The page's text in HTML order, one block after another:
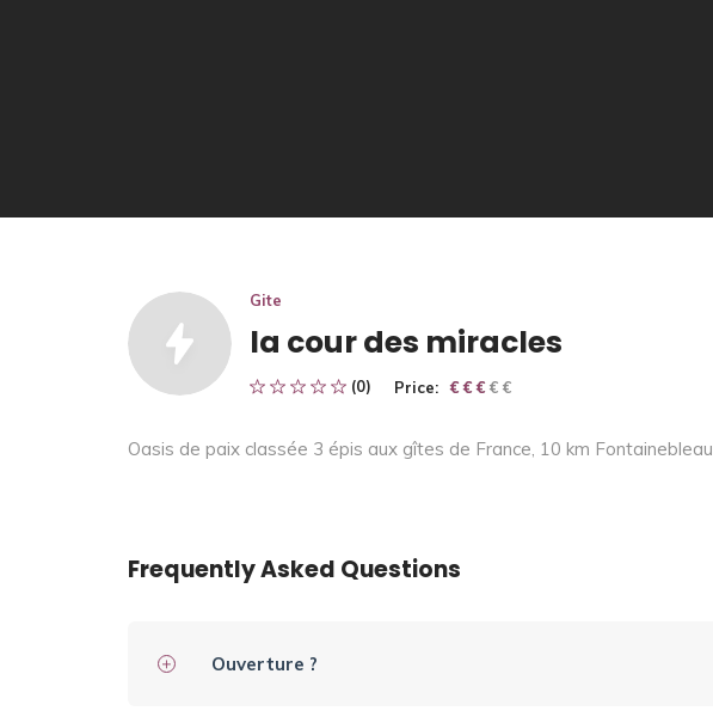
Gite
la cour des miracles
(0) Price: € € € € €
€ € €
Oasis de paix classée 3 épis aux gîtes de France, 10 km Fontainebleau
Frequently Asked Questions
Ouverture ?